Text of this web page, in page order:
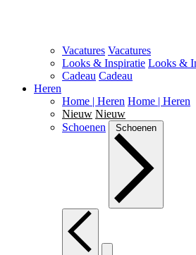
Vacatures Vacatures
Looks & Inspiratie Looks &
Cadeau Cadeau
Heren
Home | Heren Home | Heren
Nieuw Nieuw
Schoenen
Schoenen